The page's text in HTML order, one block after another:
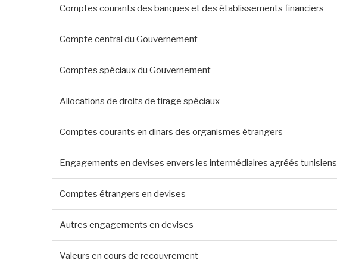
Comptes courants des banques et des établissements financiers
Compte central du Gouvernement
Comptes spéciaux du Gouvernement
Allocations de droits de tirage spéciaux
Comptes courants en dinars des organismes étrangers
Engagements en devises envers les intermédiaires agréés tunisiens
Comptes étrangers en devises
Autres engagements en devises
Valeurs en cours de recouvrement